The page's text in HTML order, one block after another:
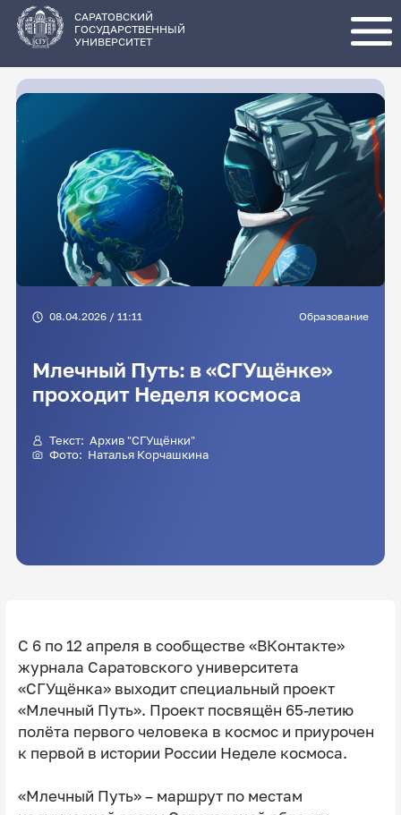
основному
содержанию
САРАТОВСКИЙ
ГОСУДАРСТВЕННЫЙ
УНИВЕРСИТЕТ
08.04.2026 / 11:11 Образование
Млечный Путь: в «СГУщёнке»
проходит Неделя космоса
Текст: Архив "СГУщёнки"
Фото: Наталья Корчашкина
С 6 по 12 апреля в сообществе «ВКонтакте»
журнала Саратовского университета
«СГУщёнка» выходит специальный проект
«Млечный Путь». Проект посвящён 65-летию
полёта первого человека в космос и приурочен
к первой в истории России Неделе космоса.
«Млечный Путь» – маршрут по местам